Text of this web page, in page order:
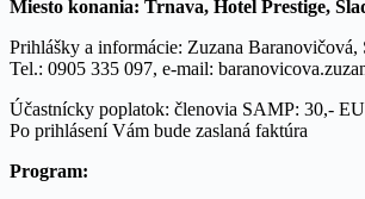
Miesto konania: Trnava, Hotel Prestige,
Prihlášky a informácie: Zuzana Baranovičová,
Tel.: 0905 335 097, e-mail:
Účastnícky poplatok: členovia SAMP: 30,-
Po prihlásení Vám bude zaslaná faktúra
Program: